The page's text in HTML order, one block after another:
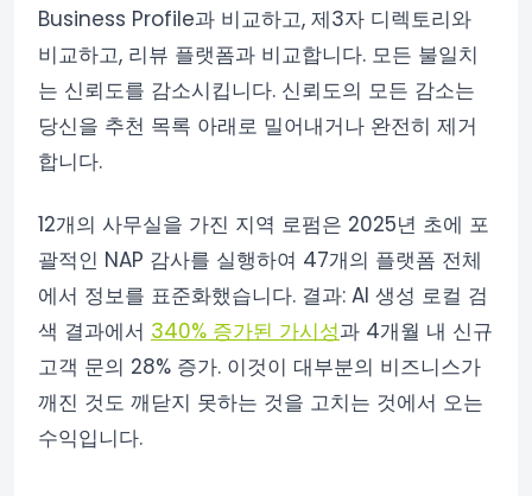
Business Profile과 비교하고, 제3자 디렉토리와
비교하고, 리뷰 플랫폼과 비교합니다. 모든 불일치
는 신뢰도를 감소시킵니다. 신뢰도의 모든 감소는
당신을 추천 목록 아래로 밀어내거나 완전히 제거
합니다.
12개의 사무실을 가진 지역 로펌은 2025년 초에 포
괄적인 NAP 감사를 실행하여 47개의 플랫폼 전체
에서 정보를 표준화했습니다. 결과: AI 생성 로컬 검
색 결과에서 340% 증가된 가시성과 4개월 내 신규
고객 문의 28% 증가. 이것이 대부분의 비즈니스가
깨진 것도 깨닫지 못하는 것을 고치는 것에서 오는
수익입니다.